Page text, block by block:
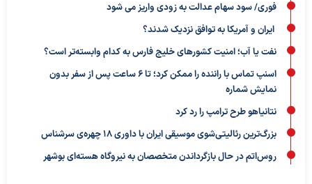
فوری/ سود سهام عدالت به زودی واریز می شود
ایران و آمریکا به توافق نزدیک شدند؟
نفت یا آب؛ امنیت کشورهای خلیج فارس به کدام وابسته‌تر است؟
اسنپ تماس با راننده را ممکن کرد؛ تا ۶ ساعت پس از سفر بدون
نمایش شماره
نتانیاهو طرح ترامپ را رد کرد
بزرگ‌ترین رئالیتی‌شوی موسیقی ایران با داوری ۱۸ چهره‌ی سرشناس
روس‌اتم در حال بازگرداندن متخصصان به نیروگاه هسته‌ای بوشهر